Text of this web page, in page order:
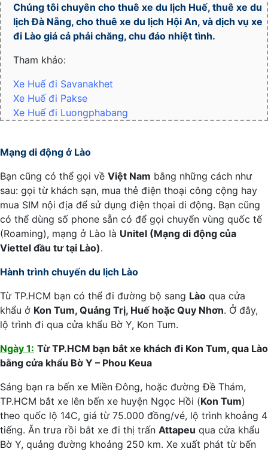
Chúng tôi chuyên cho thuê xe du lịch Huế, thuê xe du
lịch Đà Nẵng, cho thuê xe du lịch Hội An, và dịch vụ xe
đi Lào giá cả phải chăng, chu đáo nhiệt tình.
Tham khảo:
Xe Huế đi Savanakhet
Xe Huế đi Pakse
Xe Huế đi Luongphabang
Mạng di động ở Lào
Bạn cũng có thể gọi về Việt Nam bằng những cách như
sau: gọi từ khách sạn, mua thẻ điện thoại công cộng hay
mua SIM nội địa để sử dụng điện thọai di động. Bạn cũng
có thể dùng số phone sẵn có để gọi chuyển vùng quốc tế
(Roaming), mạng ở Lào là Unitel (Mạng di động của
Viettel đầu tư tại Lào).
Hành trình chuyến du lịch Lào
Từ TP.HCM bạn có thể đi đường bộ sang Lào qua cửa
khẩu ở Kon Tum, Quảng Trị, Huế hoặc Quy Nhơn. Ở đây,
lộ trình đi qua cửa khẩu Bờ Y, Kon Tum.
Ngày 1: Từ TP.HCM bạn bắt xe khách đi Kon Tum, qua Lào
bằng cửa khẩu Bờ Y – Phou Keua
Sáng bạn ra bến xe Miền Đông, hoặc đường Đề Thám,
TP.HCM bắt xe lên bến xe huyện Ngọc Hồi (Kon Tum)
theo quốc lộ 14C, giá từ 75.000 đồng/vé, lộ trình khoảng 4
tiếng. Ăn trưa rồi bắt xe đi thị trấn Attapeu qua cửa khẩu
Bờ Y, quảng đường khoảng 250 km. Xe xuất phát từ bến